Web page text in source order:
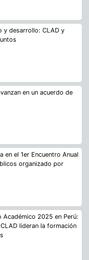
y desarrollo: CLAD y
en un acuerdo de
en el 1er Encuentro Anual
organizado por
Académico 2025 en Perú:
CLAD lideran la formación